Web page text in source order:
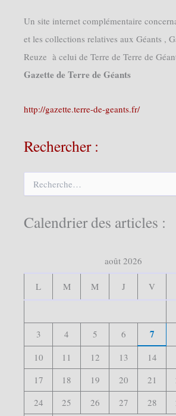
Un site internet complémentaire
et les collections relatives aux Géants ,
Reuze à celui de Terre de Terre de
Gazette de Terre de Géants
http://gazette.terre-de-geants.fr/
Rechercher :
e
e
Calendrier des articles :
août 2026
L M M J V
3
4 5 6 7
10
11 12 13 14
17
18 19 20 21
24
25 26 27 28